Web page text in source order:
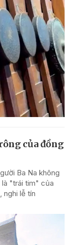
của đồng
Ba Na không
"trái tim" của
nghi lễ tín